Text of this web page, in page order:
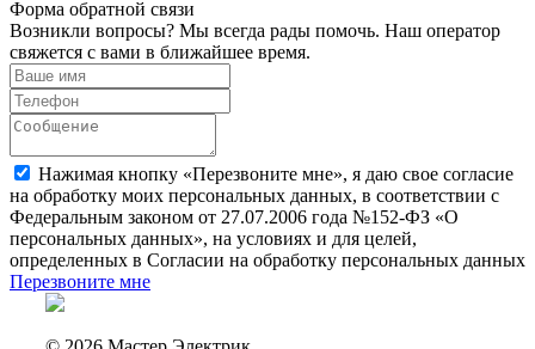
Форма обратной связи
Возникли вопросы? Мы всегда рады помочь. Наш оператор
свяжется с вами в ближайшее время.
Нажимая кнопку «Перезвоните мне», я даю свое согласие
на обработку моих персональных данных, в соответствии с
Федеральным законом от 27.07.2006 года №152-ФЗ «О
персональных данных», на условиях и для целей,
определенных в Согласии на обработку персональных данных
Перезвоните мне